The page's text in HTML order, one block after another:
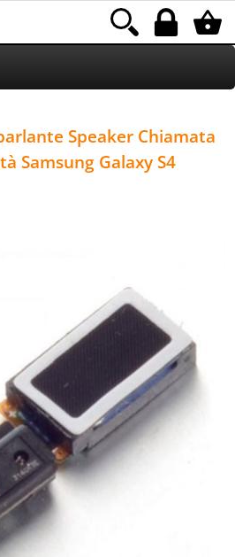
Speaker Chiamata
Samsung Galaxy S4